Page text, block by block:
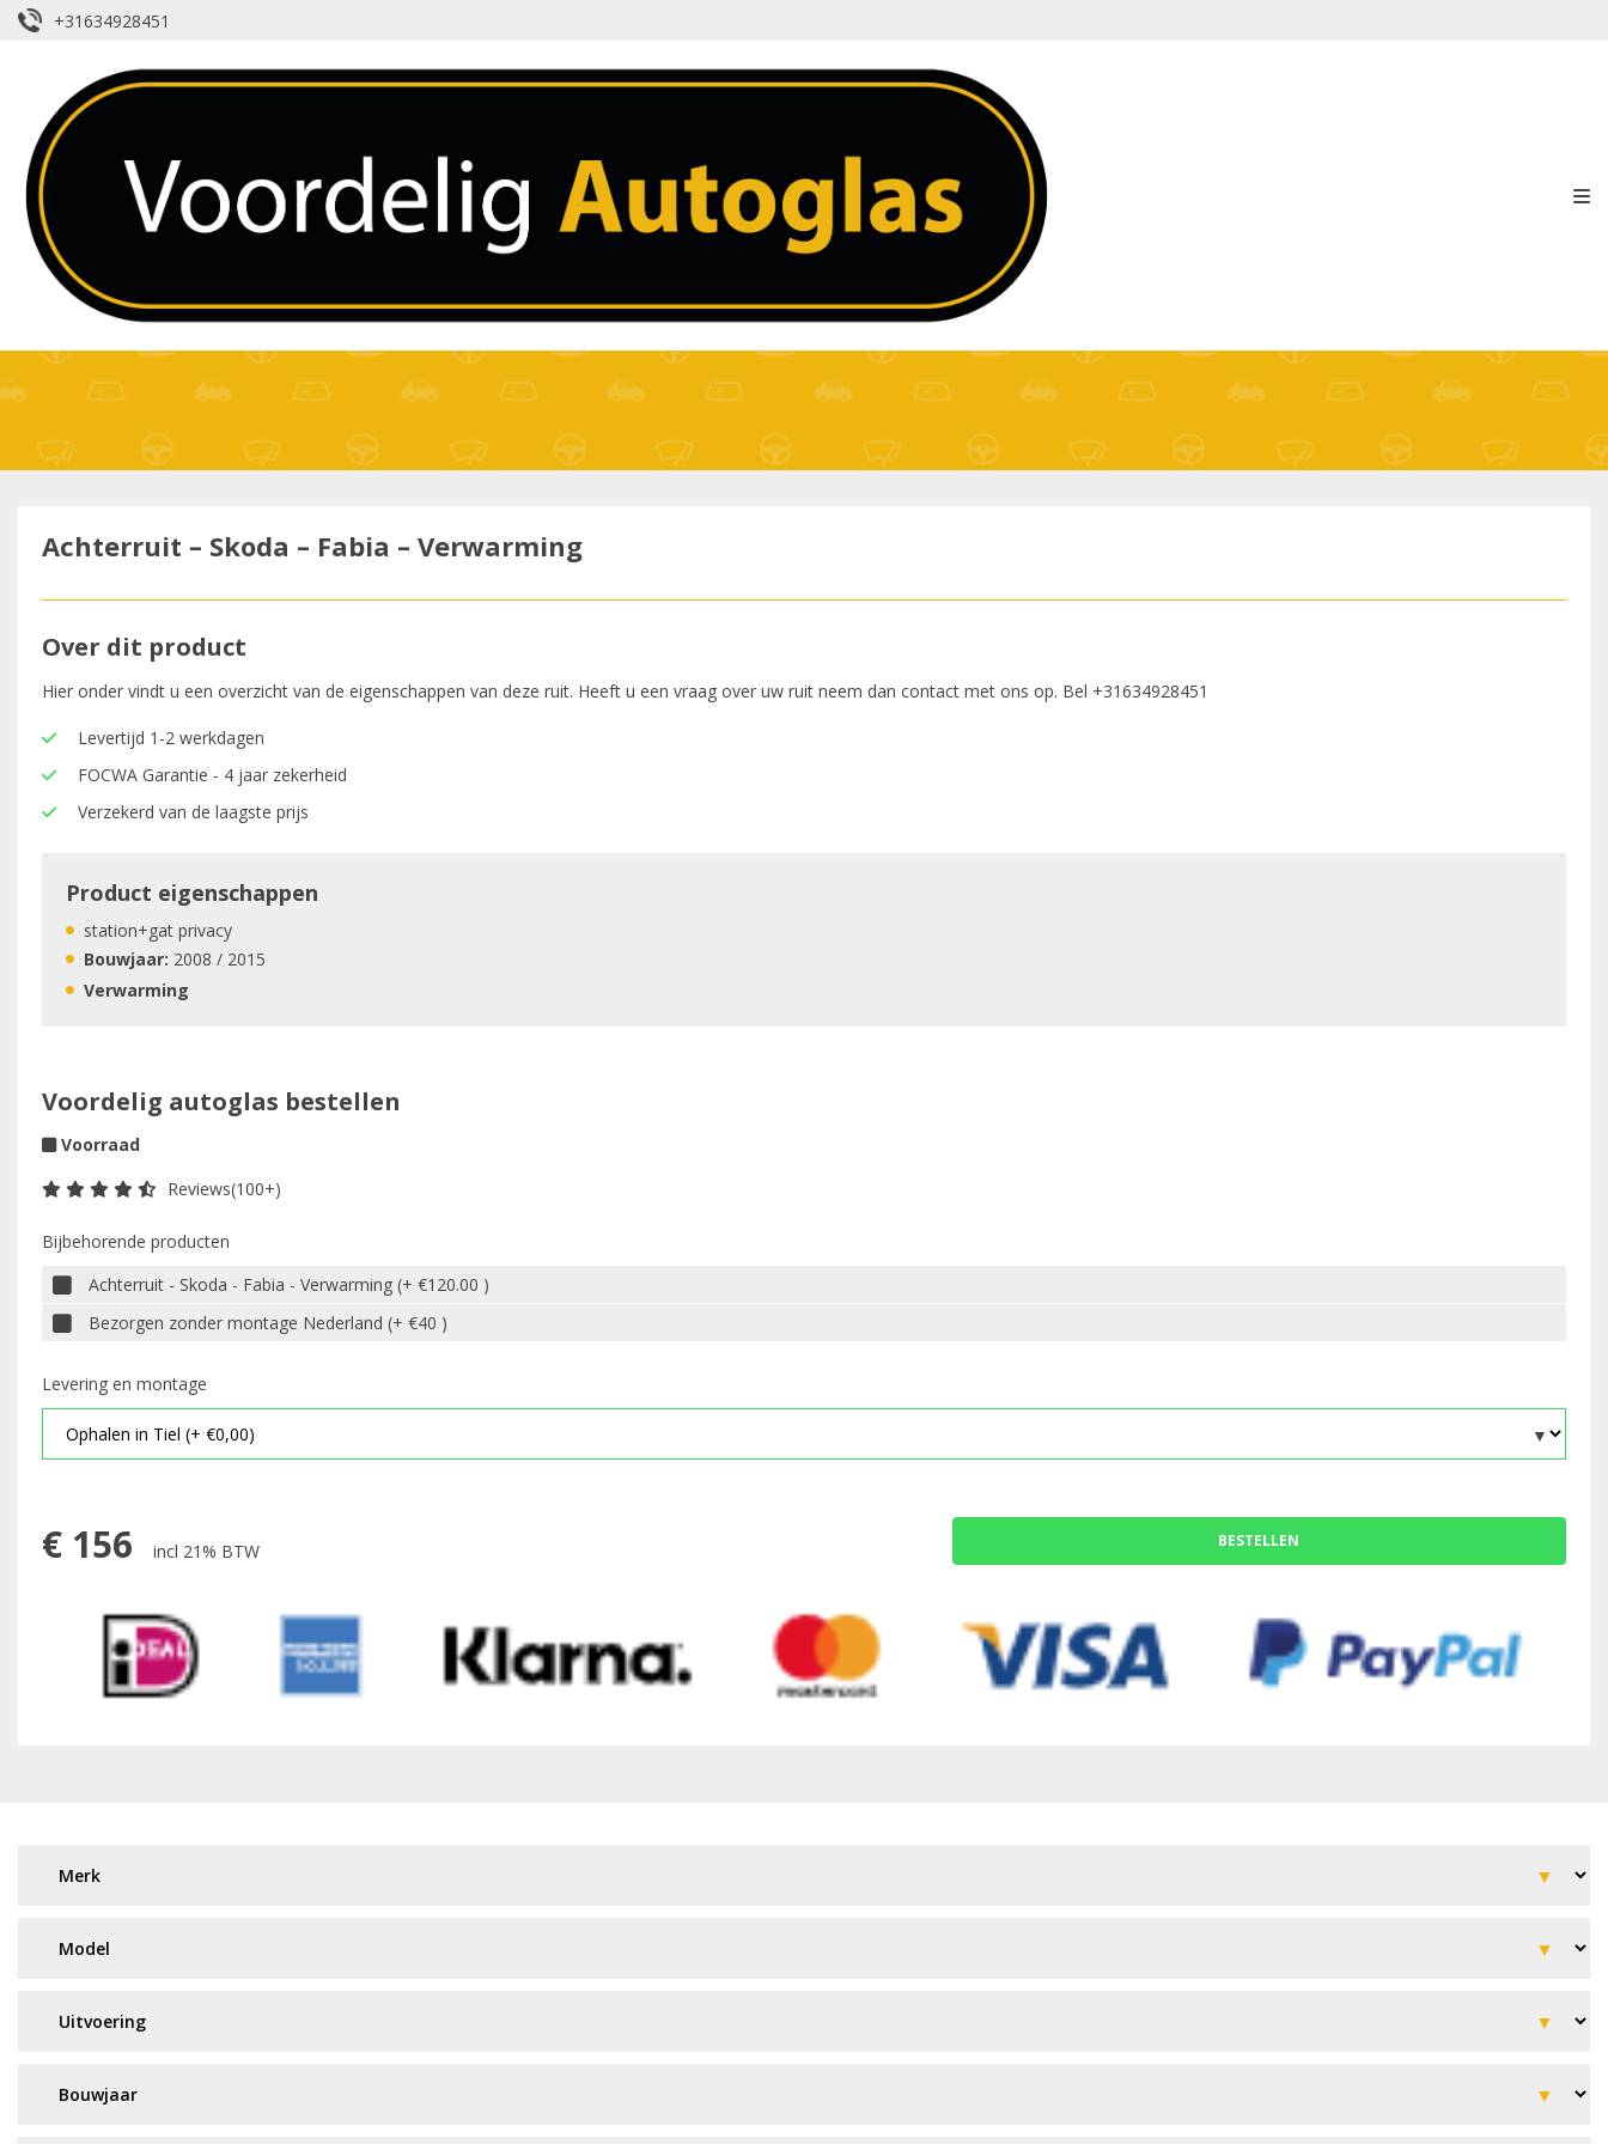
+31634928451
Achterruit – Skoda – Fabia – Verwarming
Over dit product
Hier onder vindt u een overzicht van de eigenschappen van deze ruit. Heeft u een vraag over uw ruit neem dan contact met ons op. Bel +31634928451
Levertijd 1-2 werkdagen
FOCWA Garantie - 4 jaar zekerheid
Verzekerd van de laagste prijs
Product eigenschappen
station+gat privacy
Bouwjaar: 2008 / 2015
Verwarming
Voordelig autoglas bestellen
Voorraad
Reviews(100+)
Bijbehorende producten
Achterruit - Skoda - Fabia - Verwarming (+ €120.00 )
Bezorgen zonder montage Nederland (+ €40 )
Levering en montage
€ 156 incl 21% BTW BESTELLEN